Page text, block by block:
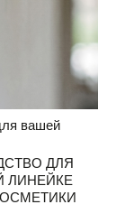
вашей
ДЛЯ
ЛИНЕЙКЕ